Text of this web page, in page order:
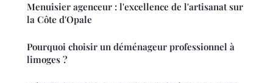
Menuisier agenceur : l'excellence de l'artisanat sur
la Côte d'Opale
Pourquoi choisir un déménageur professionnel à
limoges ?